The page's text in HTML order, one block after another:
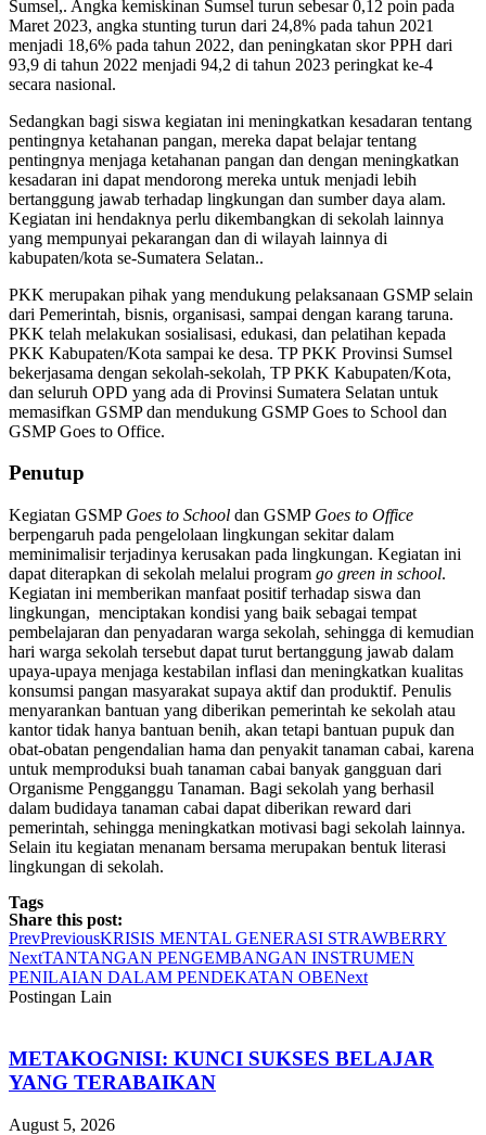
Sumsel,. Angka kemiskinan Sumsel turun sebesar 0,12 poin pada
Maret 2023, angka stunting turun dari 24,8% pada tahun 2021
menjadi 18,6% pada tahun 2022, dan peningkatan skor PPH dari
93,9 di tahun 2022 menjadi 94,2 di tahun 2023 peringkat ke-4
secara nasional.
Sedangkan bagi siswa kegiatan ini meningkatkan kesadaran tentang
pentingnya ketahanan pangan, mereka dapat belajar tentang
pentingnya menjaga ketahanan pangan dan dengan meningkatkan
kesadaran ini dapat mendorong mereka untuk menjadi lebih
bertanggung jawab terhadap lingkungan dan sumber daya alam.
Kegiatan ini hendaknya perlu dikembangkan di sekolah lainnya
yang mempunyai pekarangan dan di wilayah lainnya di
kabupaten/kota se-Sumatera Selatan..
PKK merupakan pihak yang mendukung pelaksanaan GSMP selain
dari Pemerintah, bisnis, organisasi, sampai dengan karang taruna.
PKK telah melakukan sosialisasi, edukasi, dan pelatihan kepada
PKK Kabupaten/Kota sampai ke desa. TP PKK Provinsi Sumsel
bekerjasama dengan sekolah-sekolah, TP PKK Kabupaten/Kota,
dan seluruh OPD yang ada di Provinsi Sumatera Selatan untuk
memasifkan GSMP dan mendukung GSMP Goes to School dan
GSMP Goes to Office.
Penutup
Kegiatan GSMP Goes to School dan GSMP Goes to Office
berpengaruh pada pengelolaan lingkungan sekitar dalam
meminimalisir terjadinya kerusakan pada lingkungan. Kegiatan ini
dapat diterapkan di sekolah melalui program go green in school.
Kegiatan ini memberikan manfaat positif terhadap siswa dan
lingkungan, menciptakan kondisi yang baik sebagai tempat
pembelajaran dan penyadaran warga sekolah, sehingga di kemudian
hari warga sekolah tersebut dapat turut bertanggung jawab dalam
upaya-upaya menjaga kestabilan inflasi dan meningkatkan kualitas
konsumsi pangan masyarakat supaya aktif dan produktif. Penulis
menyarankan bantuan yang diberikan pemerintah ke sekolah atau
kantor tidak hanya bantuan benih, akan tetapi bantuan pupuk dan
obat-obatan pengendalian hama dan penyakit tanaman cabai, karena
untuk memproduksi buah tanaman cabai banyak gangguan dari
Organisme Pengganggu Tanaman. Bagi sekolah yang berhasil
dalam budidaya tanaman cabai dapat diberikan reward dari
pemerintah, sehingga meningkatkan motivasi bagi sekolah lainnya.
Selain itu kegiatan menanam bersama merupakan bentuk literasi
lingkungan di sekolah.
Tags
Share this post:
PrevPreviousKRISIS MENTAL GENERASI STRAWBERRY
NextTANTANGAN PENGEMBANGAN INSTRUMEN
PENILAIAN DALAM PENDEKATAN OBENext
Postingan Lain
METAKOGNISI: KUNCI SUKSES BELAJAR
YANG TERABAIKAN
August 5, 2026